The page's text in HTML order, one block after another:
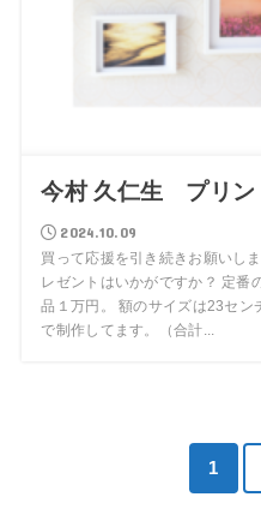
今村 久仁生 プリン
2024.10.09
買って応援を引き続きお願いし
レゼントはいかがですか？ 定番
品１万円。 額のサイズは23セン
で制作してます。（合計...
1